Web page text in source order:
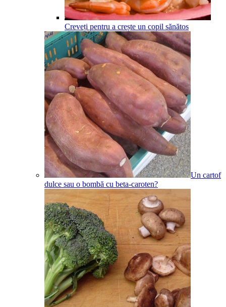
Creveți pentru a crește un copil sănătos
Un cartof
dulce sau o bombă cu beta-caroten?